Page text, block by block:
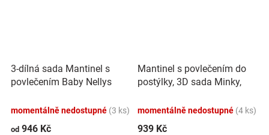
3-dílná sada Mantinel s
povlečením Baby Nellys
momentálně nedostupné (3 ks)
od 946 Kč
Mantinel s povlečením do
postýlky, 3D sada Minky,
momentálně nedostupné (4 ks)
939 Kč